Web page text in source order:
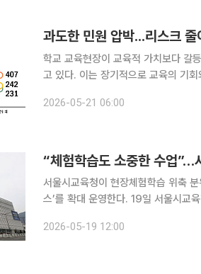
과도한 민원 압박...리스크
학교 교육현장이 교육적 가치보다 갈
고 있다. 이는 장기적으로 교육의 기
안아야 하는 구조에서 비롯된 만큼 정
2026-05-21 06:00
“체험학습도 소중한 수업”…
서울시교육청이 현장체험학습 위축
스’를 확대 운영한다. 19일 서울시교육청에 따르면 교육청은 5월부터 12월까지 ‘2026 통일교육 현
전쟁기념관 등 평화·통일·안보 관련
2026-05-19 12:00